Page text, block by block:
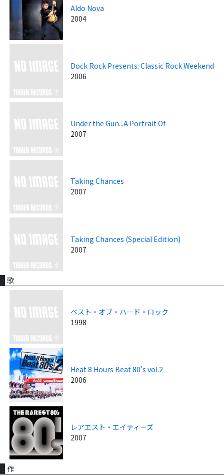
Aldo Nova
2004
Dock Rock Presents: Classic Rock Weekend
2006
Under the Gun...A Portrait Of
2007
Taking Chances
2007
Taking Chances (Special Edition)
2007
歌
ベスト・オブ・ハード・ロック
1998
Heat 8 Hours Beat 80's vol.2
2006
レアエスト・エイティーズ
2007
作